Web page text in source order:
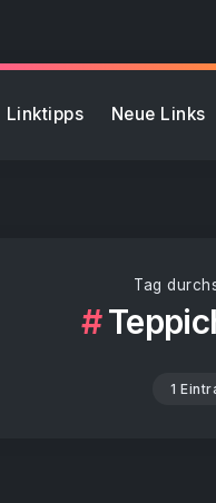
Linktipps Neue Links
Tag
1